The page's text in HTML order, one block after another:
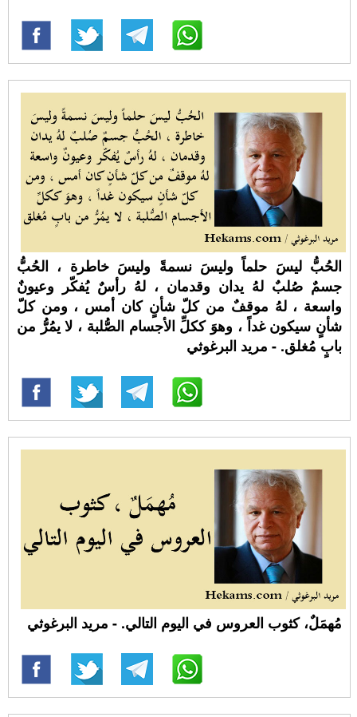
الحُبُّ ليسَ حلماً وليسَ نسمةً وليسَ خاطرة ، الحُبُّ
جسمٌ صُلبٌ لهُ يدان وقدمان ، لهُ رأسٌ يُفكّر وعيونٌ
واسعة ، لهُ موقفٌ من كلّ شأنٍ كان أمس ، ومن كلّ
شأنٍ سيكون غداً ، وهوَ ككلِّ الأجسام الصُّلبة ، لا يمُرُّ من
بابٍ مُغلق. - مريد البرغوثي
مُهمَلٌ، كثوب العروس في اليوم التالي. - مريد البرغوثي